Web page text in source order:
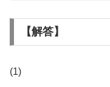
【解答】
(1)